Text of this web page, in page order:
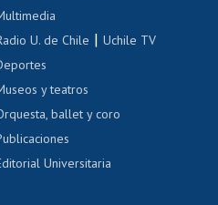
laboral, sexual y violencia
U. de Chile |Uchile TV
y teatros
ballet y coro
Universitaria